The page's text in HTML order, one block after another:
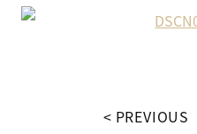
PREVIOUS